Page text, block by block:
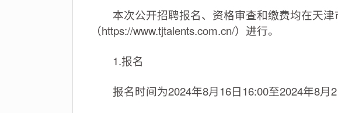
本次公开招聘报名、资格审查和缴费均在天津
（https://www.tjtalents.com.cn/）进行。
1.报名
报名时间为2024年8月16日16:00至2024年8月21